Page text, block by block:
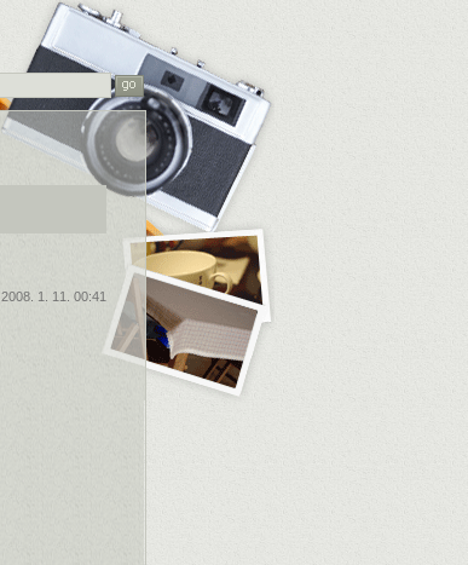
2008. 1. 11. 00:41